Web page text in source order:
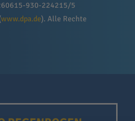
930-224215/5
www.dpa.de). Alle Rechte